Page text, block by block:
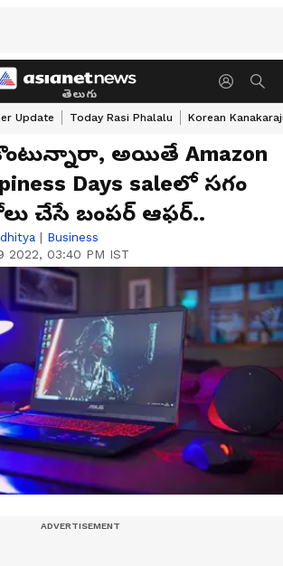
తెలుగు
Update Today Rasi Phalalu Korean
అయితే Amazon
Days saleలో సగం
చేసే బంపర్ ఆఫర్..
| Business
2022, 03:40 PM IST